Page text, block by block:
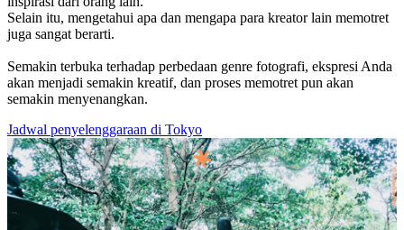
Selain itu, mengetahui apa dan mengapa para kreator lain memotret
juga sangat berarti.
Semakin terbuka terhadap perbedaan genre fotografi, ekspresi Anda
akan menjadi semakin kreatif, dan proses memotret pun akan
semakin menyenangkan.
Jadwal penyelenggaraan di Tokyo